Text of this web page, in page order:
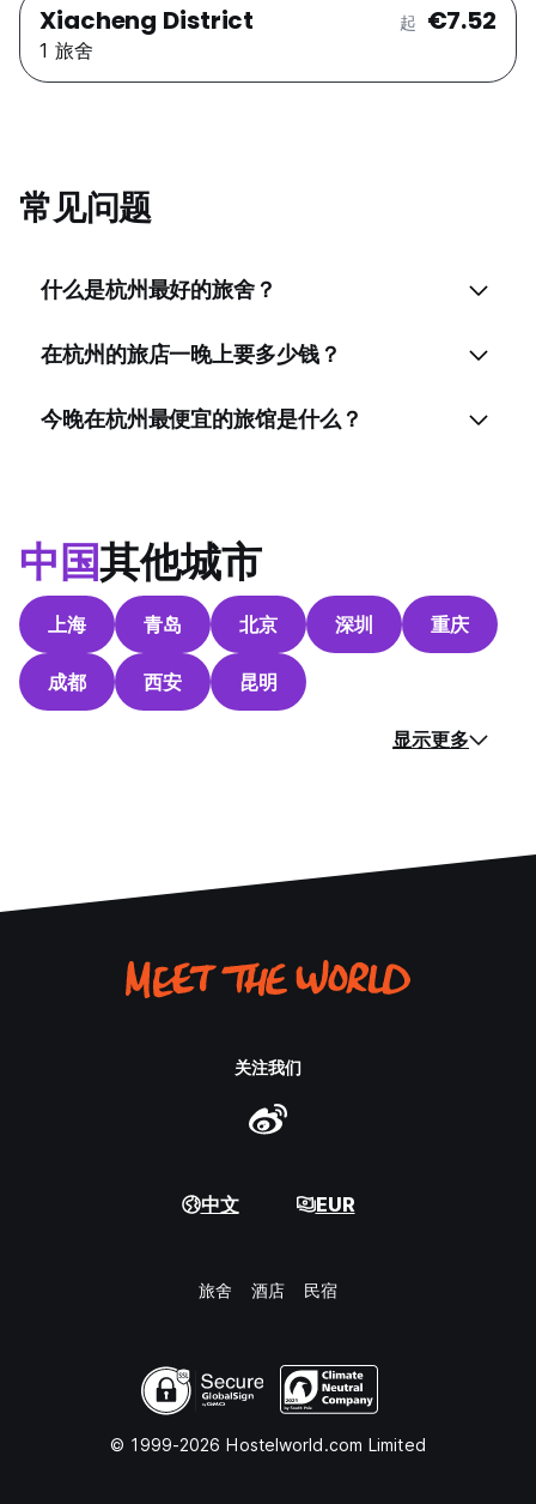
Xiacheng District 起 €7.52
1 旅舍
常见问题
什么是杭州最好的旅舍？
在杭州的旅店一晚上要多少钱？
今晚在杭州最便宜的旅馆是什么？
中国其他城市
上海 青岛 北京 深圳 重庆
成都 西安 昆明
显示更多
关注我们
中文 EUR
旅舍 酒店 民宿
© 1999-2026 Hostelworld.com Limited